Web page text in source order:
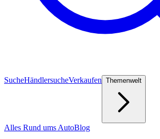
SucheHändlersucheVerkaufen Themenwelt
Alles Rund ums AutoBlog